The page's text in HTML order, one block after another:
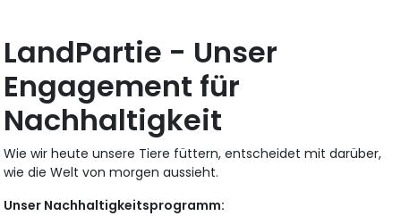
LandPartie - Unser
Engagement für
Nachhaltigkeit
Wie wir heute unsere Tiere füttern, entscheidet mit darüber,
wie die Welt von morgen aussieht.
Unser Nachhaltigkeitsprogramm: